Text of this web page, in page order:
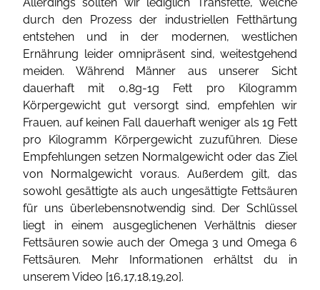
durch den Prozess der industriellen Fetthärtung
entstehen und in der modernen, westlichen
Ernährung leider omnipräsent sind, weitestgehend
meiden. Während Männer aus unserer Sicht
dauerhaft mit 0,8g-1g Fett pro Kilogramm
Körpergewicht gut versorgt sind, empfehlen wir
Frauen, auf keinen Fall dauerhaft weniger als 1g Fett
pro Kilogramm Körpergewicht zuzuführen. Diese
Empfehlungen setzen Normalgewicht oder das Ziel
von Normalgewicht voraus. Außerdem gilt, das
sowohl gesättigte als auch ungesättigte Fettsäuren
für uns überlebensnotwendig sind. Der Schlüssel
liegt in einem ausgeglichenen Verhältnis dieser
Fettsäuren sowie auch der Omega 3 und Omega 6
Fettsäuren. Mehr Informationen erhältst du in
unserem Video [16,17,18,19,20].